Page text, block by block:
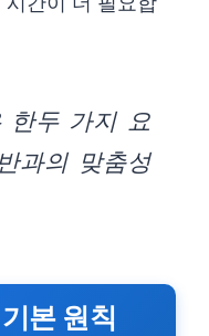
한두 가지 요
과의 맞춤성
본 원칙